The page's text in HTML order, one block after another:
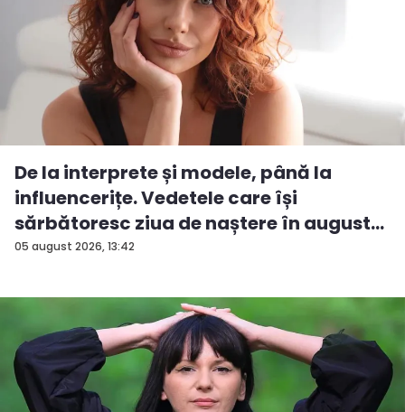
05 august 2026, 13:42
De la interprete și modele, până la
influencerițe. Vedetele care își
sărbătoresc ziua de naștere în august...